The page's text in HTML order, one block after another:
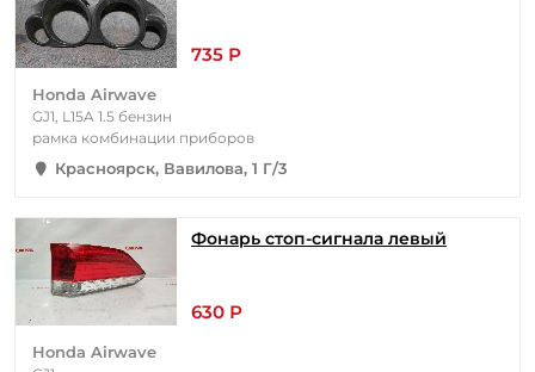
735 Р
Honda Airwave
GJ1, L15A 1.5 бензин
рамка комбинации приборов
Красноярск, Вавилова, 1 Г/3
Фонарь стоп-сигнала левый
630 Р
Honda Airwave